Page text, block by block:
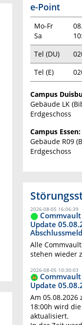
e-Point
Mo-Fr
Sa
Tel (DU)
Tel (E)
Campus
Gebäude LK
Erdgeschoss
Campus Essen:
Gebäude R09
Erdgeschoss
2026-08-05 16:06:39
Update
Alle
stehen wieder
2026-08-05 10:30:03
Update
Am 05.08.2026
18:00h wird
aktualisiert.